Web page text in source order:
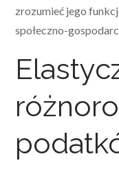
zrozumieć jego
społeczno-